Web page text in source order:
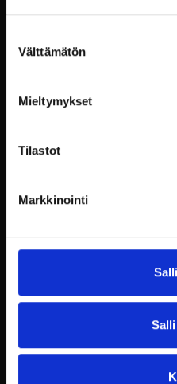
valinta
Välttämätön
Mieltymykset
Tilastot
Markkinointi
Kiitos käynnistä ja
täällä ruoka maistuu?
Pääsiäinen 14.-
Myös koko perheen
Vappupäivän